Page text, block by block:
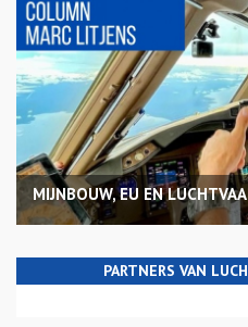
MIJNBOUW, EU EN
PARTNERS VAN